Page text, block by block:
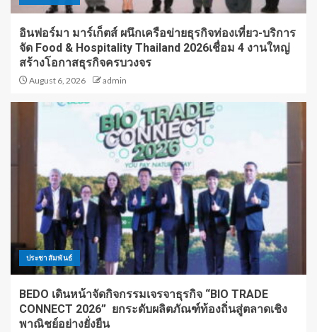
อินฟอร์มา มาร์เก็ตส์ ผนึกเครือข่ายธุรกิจท่องเที่ยว-บริการ
จัด Food & Hospitality Thailand 2026เชื่อม 4 งานใหญ่
สร้างโอกาสธุรกิจครบวงจร
August 6, 2026 admin
ประชาสัมพันธ์
BEDO เดินหน้าจัดกิจกรรมเจรจาธุรกิจ “BIO TRADE
CONNECT 2026” ยกระดับผลิตภัณฑ์ท้องถิ่นสู่ตลาดเชิง
พาณิชย์อย่างยั่งยืน